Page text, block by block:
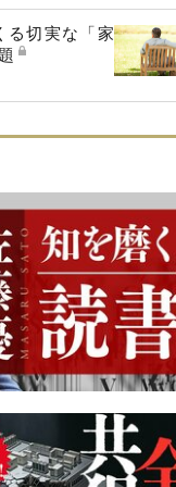
る切実な「家